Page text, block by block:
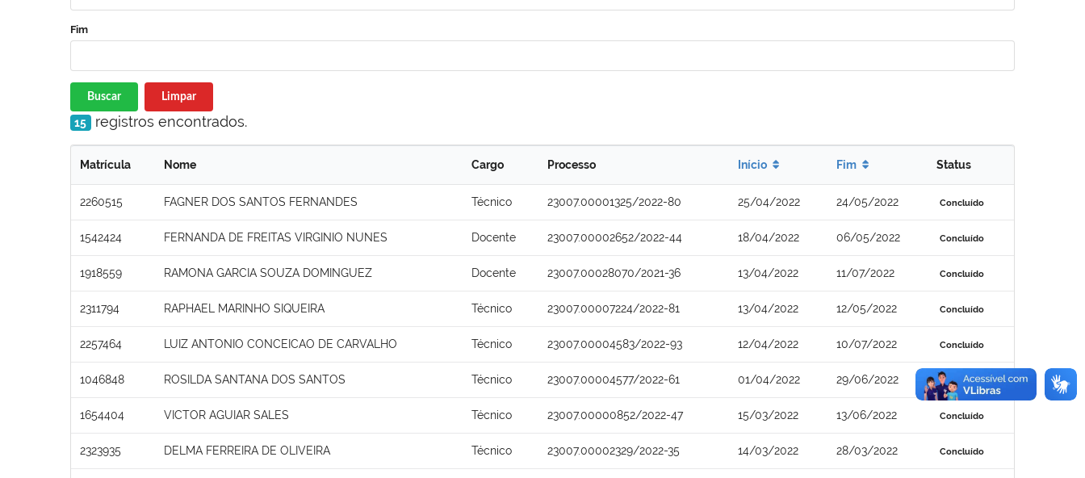
Fim
Buscar Limpar
15 registros encontrados.
Matrícula Nome Cargo Processo Início Fim Status
2260515 FAGNER DOS SANTOS FERNANDES Técnico 23007.00001325/2022-80 25/04/2022 24/05/2022 Concluído
1542424 FERNANDA DE FREITAS VIRGINIO NUNES Docente 23007.00002652/2022-44 18/04/2022 06/05/2022 Concluído
1918559 RAMONA GARCIA SOUZA DOMINGUEZ Docente 23007.00028070/2021-36 13/04/2022 11/07/2022 Concluído
2311794 RAPHAEL MARINHO SIQUEIRA Técnico 23007.00007224/2022-81 13/04/2022 12/05/2022 Concluído
2257464 LUIZ ANTONIO CONCEICAO DE CARVALHO Técnico 23007.00004583/2022-93 12/04/2022 10/07/2022 Concluído
1046848 ROSILDA SANTANA DOS SANTOS Técnico 23007.00004577/2022-61 01/04/2022 29/06/2022 Concluído
1654404 VICTOR AGUIAR SALES Técnico 23007.00000852/2022-47 15/03/2022 13/06/2022 Concluído
2323935 DELMA FERREIRA DE OLIVEIRA Técnico 23007.00002329/2022-35 14/03/2022 28/03/2022 Concluído